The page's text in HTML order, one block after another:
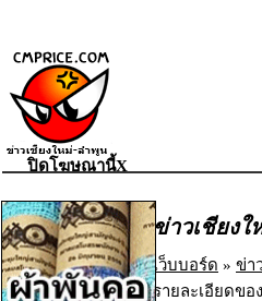
ข่าวเชียงใ
เว็บบอร์ด » ข่า
รายละเอียดขอ
ปิดโฆษณานี้X